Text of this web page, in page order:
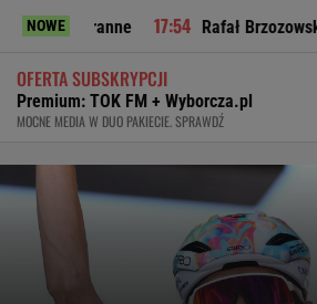
NOWERafał Brzozowski wydał fortunę
OFERTA SUBSKRYPCJI
Premium: TOK FM + Wyborcza.pl
MOCNE MEDIA W DUO PAKIECIE. SPRAWDŹ